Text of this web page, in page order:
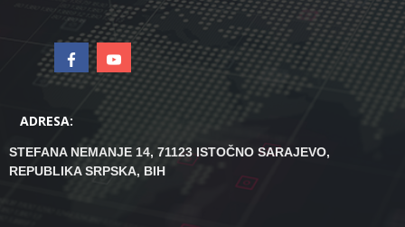
ADRESA:
STEFANA NEMANJE 14, 71123 ISTOČNO SARAJEVO,
REPUBLIKA SRPSKA, BIH